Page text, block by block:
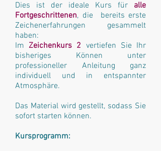
Dies ist der ideale Kurs für alle
Fortgeschrittenen, die bereits erste
Zeichenerfahrungen gesammelt
haben:
ImZeichenkurs 2 vertiefen Sie Ihr
bisheriges Können unter
professioneller Anleitung ganz
individuell und in entspannter
Atmosphäre.
Das Material wird gestellt, sodass Sie
sofort starten können.
Kursprogramm: